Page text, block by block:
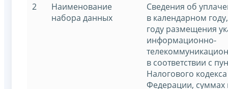
2
Наименование
набора данных
Сведения об
в календарном
году размещения
информационно-
в соответствии с
Налогового
Федерации, суммах